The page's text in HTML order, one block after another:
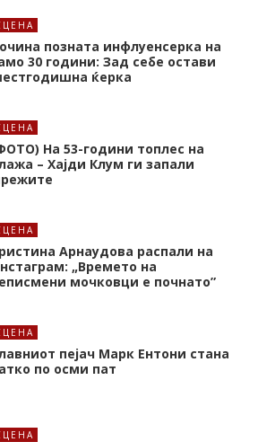
позната инфлуенсерка на
30 години: Зад себе остави
ќерка
На 53-години топлес на
– Хајди Клум ги запали
Арнаудова распали на
„Времето на
мочковци е почнато”
пејач Марк Ентони стана
по осми пат